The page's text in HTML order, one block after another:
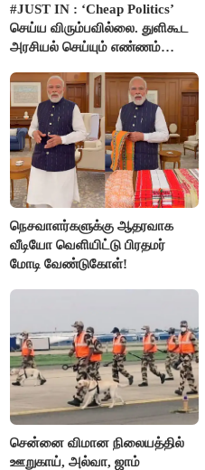
#JUST IN : ‘Cheap Politics’
செய்ய விரும்பவில்லை. துளிகூட
அரசியல் செய்யும் எண்ணம்
விஜய் பதில்!
நெசவாளர்களுக்கு ஆதரவாக
வீடியோ வெளியிட்டு பிரதமர்
மோடி வேண்டுகோள்!
சென்னை விமான நிலையத்தில்
ஊறுகாய், அல்வா, ஜாம்